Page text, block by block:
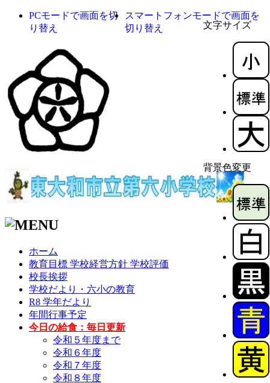
文字サイズ
背景色変更
PCモードで画面を切
り替え
スマートフォンモードで画面を
切り替え
ホーム
教育目標 学校経営方針 学校評価
校長挨拶
学校だより・六小の教育
R8 学年だより
年間行事予定
今日の給食：毎日更新
令和５年度まで
令和６年度
令和７年度
令和８年度